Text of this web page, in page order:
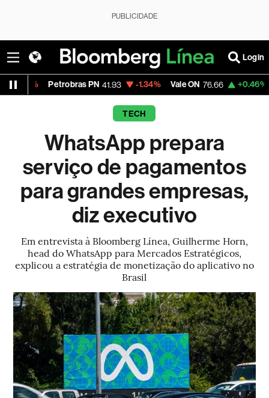
PUBLICIDADE
Login
PN 41.93 -1.34% Vale ON 76.66 +0.46% Itaú PN
TECH
WhatsApp prepara
serviço de pagamentos
para grandes empresas,
diz executivo
Em entrevista à Bloomberg Línea, Guilherme Horn,
head do WhatsApp para Mercados Estratégicos,
explicou a estratégia de monetização do aplicativo no
Brasil